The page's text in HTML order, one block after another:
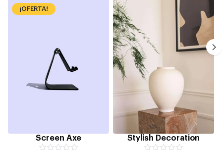
¡OFERTA!
Screen Axe Stylish Decoration